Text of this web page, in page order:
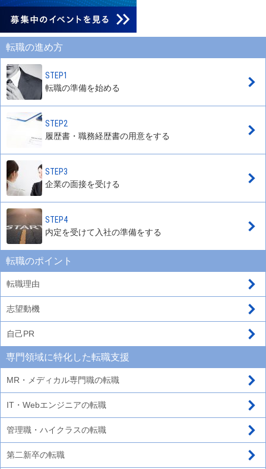
転職の進め方
STEP1
転職の準備を始める
STEP2
履歴書・職務経歴書の用意をする
STEP3
企業の面接を受ける
STEP4
内定を受けて入社の準備をする
転職のポイント
転職理由
志望動機
自己PR
専門領域に特化した転職支援
MR・メディカル専門職の転職
IT・Webエンジニアの転職
管理職・ハイクラスの転職
第二新卒の転職